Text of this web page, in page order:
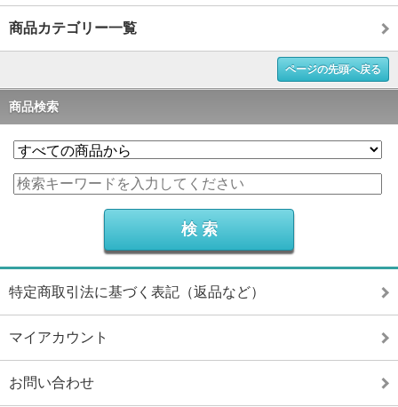
商品カテゴリー一覧
ページの先頭へ戻る
商品検索
特定商取引法に基づく表記（返品など）
マイアカウント
お問い合わせ